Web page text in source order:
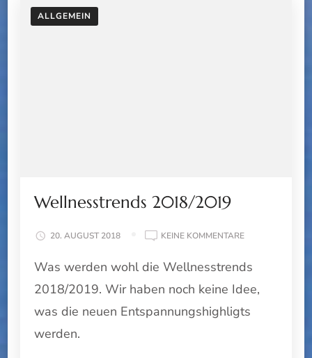
ALLGEMEIN
Wellnesstrends 2018/2019
20. AUGUST 2018 KEINE KOMMENTAREZU
2018/2019
Was werden wohl die Wellnesstrends
2018/2019. Wir haben noch keine Idee,
was die neuen Entspannungshighligts
werden.